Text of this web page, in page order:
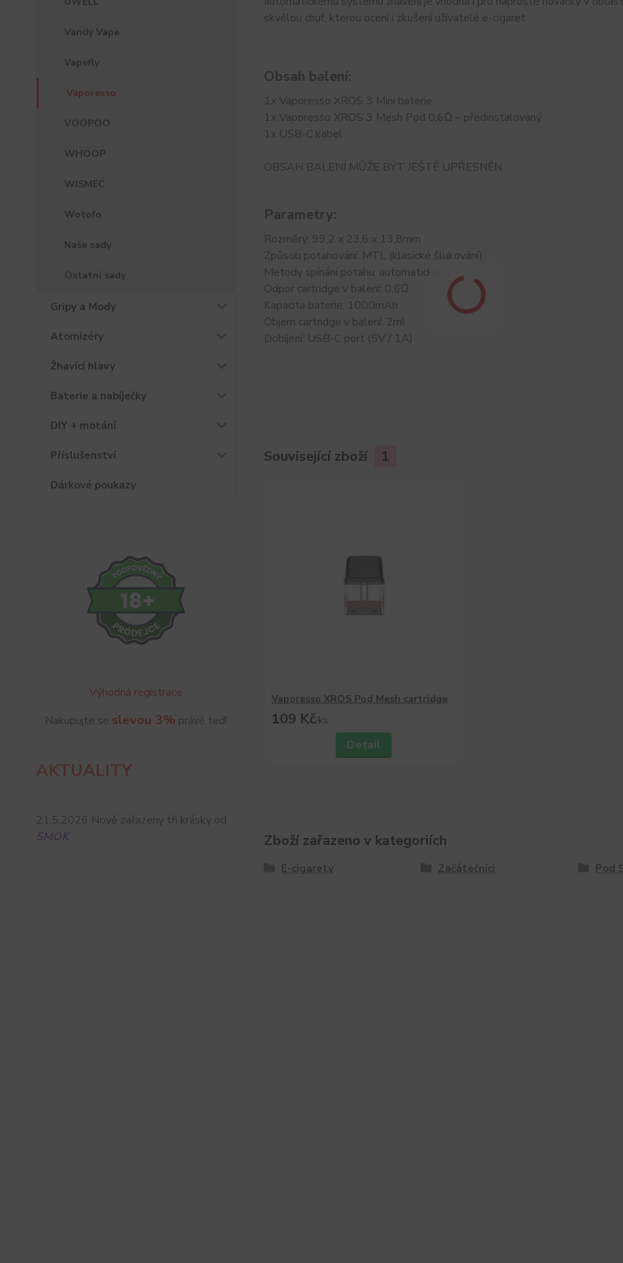
Vandy Vape
Vapefly
Vaporesso
VOOPOO
WHOOP
WISMEC
Wotofo
Naše sady
Ostatní sady
Gripy a Mody
Atomizéry
Žhavící hlavy
Baterie a nabíječky
DIY + motání
Příslušenství
Dárkové poukazy
Výhodná registrace
Nakupujte se slevou 3% právě teď!
AKTUALITY
21.5.2026 Nově zařazeny tři krásky od
SMOK
skvělou chuť, kterou ocení i zkušení uživatelé e-cigaret.
Obsah balení:
1x Vaporesso XROS 3 Mini baterie
1x Vaporesso XROS 3 Mesh Pod 0,6Ω – předinstalovaný
1x USB-C kabel
OBSAH BALENÍ MŮŽE BÝT JEŠTĚ UPŘESNĚN
Parametry:
Rozměry: 99,2 x 23,6 x 13,8mm
Způsob potahování: MTL (klasické šlukování)
Metody spínání potahu: automatické
Odpor cartridge v balení: 0,6Ω
Kapacita baterie: 1000mAh
Objem cartridge v balení: 2ml
Dobíjení: USB-C port (5V / 1A)
Související zboží 1
Vaporesso XROS Pod Mesh cartridge
109 Kč/ks
Detail
Zboží zařazeno v kategoriích
E-cigarety Začátečníci Pod